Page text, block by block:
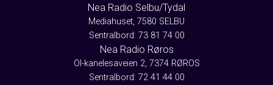
Nea Radio Selbu/Tydal
Mediahuset, 7580 SELBU
Sentralbord: 73 81 74 00
Nea Radio Røros
Ol-kanelesaveien 2, 7374 RØROS
Sentralbord: 72 41 44 00